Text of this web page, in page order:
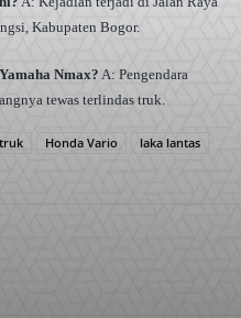
Kabupaten Bogor.
Nmax? A: Pengendara
tewas terlindas truk.
Honda Vario
laka lantas